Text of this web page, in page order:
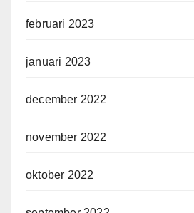
februari 2023
januari 2023
december 2022
november 2022
oktober 2022